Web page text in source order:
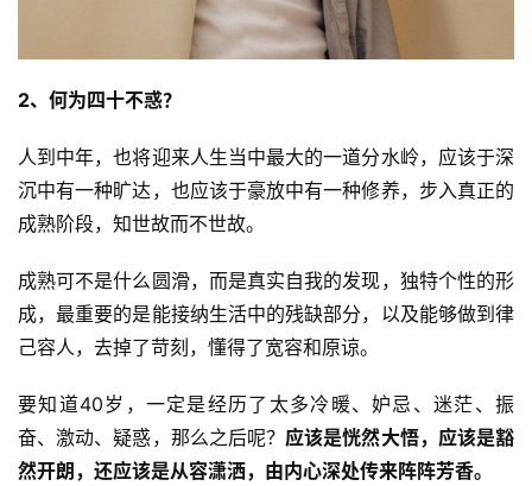
2、何为四十不惑？
人到中年，也将迎来人生当中最大的一道分水岭，应该于深
沉中有一种旷达，也应该于豪放中有一种修养，步入真正的
成熟阶段，知世故而不世故。
成熟可不是什么圆滑，而是真实自我的发现，独特个性的形
成，最重要的是能接纳生活中的残缺部分，以及能够做到律
己容人，去掉了苛刻，懂得了宽容和原谅。
要知道40岁，一定是经历了太多冷暖、妒忌、迷茫、振
奋、激动、疑惑，那么之后呢？应该是恍然大悟，应该是豁
然开朗，还应该是从容潇洒，由内心深处传来阵阵芳香。